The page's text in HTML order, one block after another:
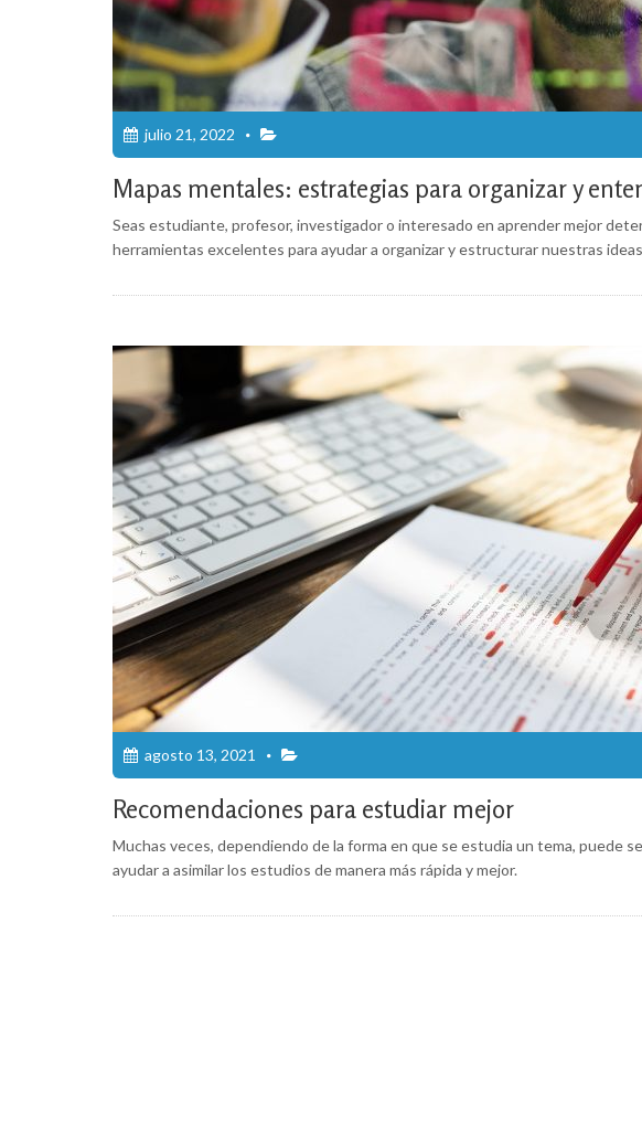
julio 21, 2022
Mapas mentales: estrategias para organizar y
Seas estudiante, profesor, investigador o interesado en aprender mejor
herramientas excelentes para ayudar a organizar y estructurar nuestras
agosto 13, 2021
Recomendaciones para estudiar mejor
Muchas veces, dependiendo de la forma en que se estudia un tema, puede
ayudar a asimilar los estudios de manera más rápida y mejor.